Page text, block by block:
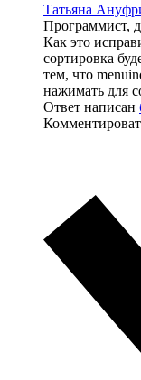
Татьяна
Программист,
Как это
сортировка
тем, что
нажимать для
Ответ написан